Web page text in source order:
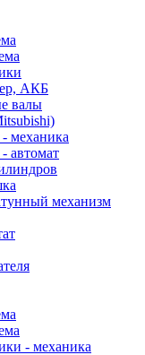
АКБ
валы
механика
автомат
механизм
- механика